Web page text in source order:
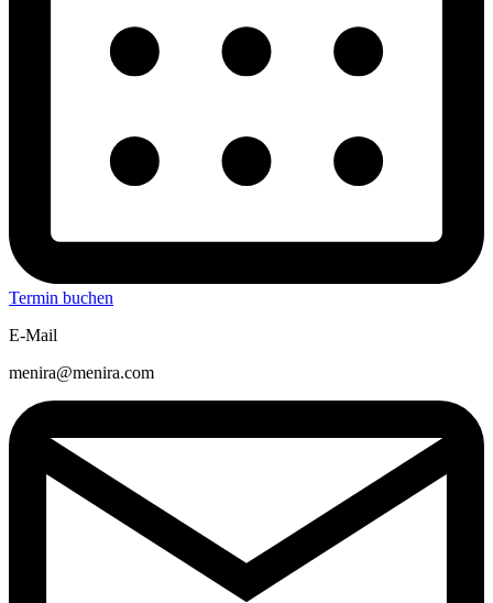
Termin buchen
E-Mail
menira@menira.com